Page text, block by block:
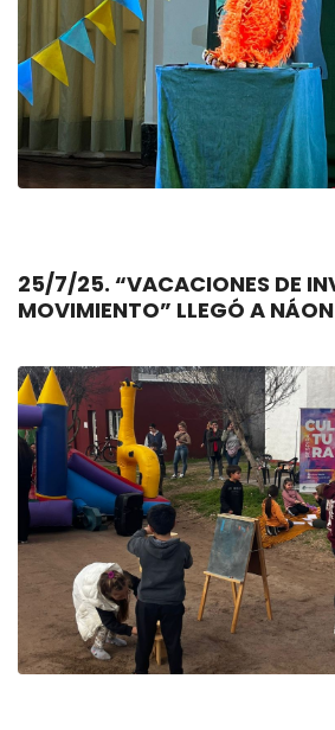
25/7/25. “VACACIONES DE INVIERNO EN
MOVIMIENTO” LLEGÓ A NÁON